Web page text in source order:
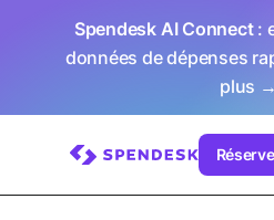
Spendesk AI Connect:
données de dépenses
plus →